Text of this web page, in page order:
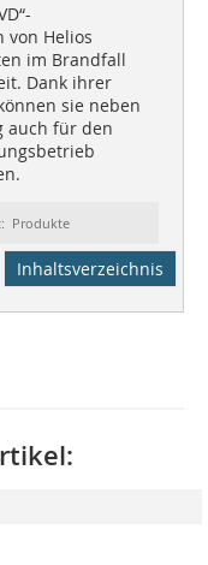
von Helios
im Brandfall
Dank ihrer
sie neben
auch für den
Produkte
Inhaltsverzeichnis